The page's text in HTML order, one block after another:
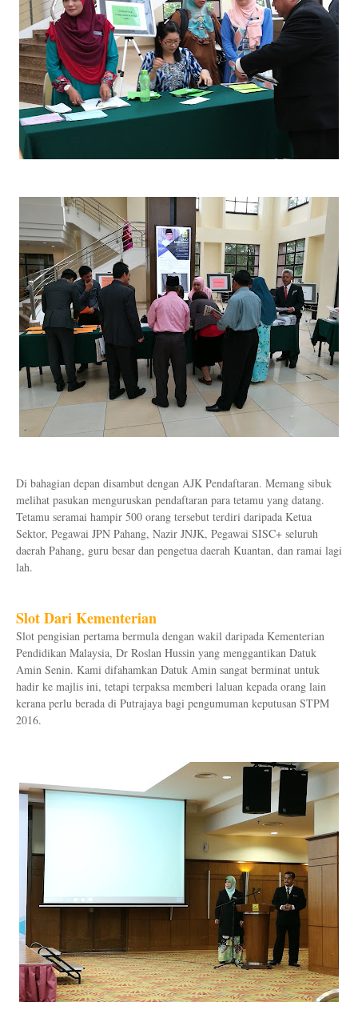
Di bahagian depan disambut dengan AJK Pendaftaran. Memang sibuk
melihat pasukan menguruskan pendaftaran para tetamu yang datang.
Tetamu seramai hampir 500 orang tersebut terdiri daripada Ketua
Sektor, Pegawai JPN Pahang, Nazir JNJK, Pegawai SISC+ seluruh
daerah Pahang, guru besar dan pengetua daerah Kuantan, dan ramai lagi
lah.
Slot Dari Kementerian
Slot pengisian pertama bermula dengan wakil daripada Kementerian
Pendidikan Malaysia, Dr Roslan Hussin yang menggantikan Datuk
Amin Senin. Kami difahamkan Datuk Amin sangat berminat untuk
hadir ke majlis ini, tetapi terpaksa memberi laluan kepada orang lain
kerana perlu berada di Putrajaya bagi pengumuman keputusan STPM
2016.